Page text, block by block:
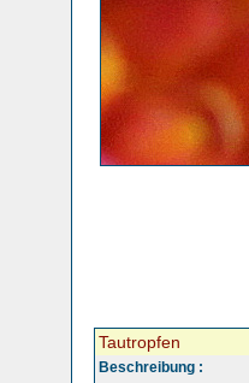
Tautropfen
Beschreibung :